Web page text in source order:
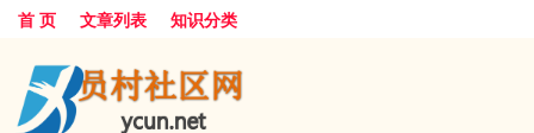
首 页 文章列表 知识分类